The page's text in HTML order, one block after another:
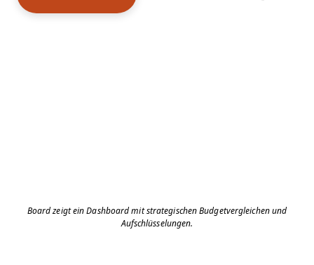
Board zeigt ein Dashboard mit strategischen Budgetvergleichen und
Aufschlüsselungen.